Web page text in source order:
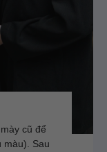
cũ để
màu). Sau